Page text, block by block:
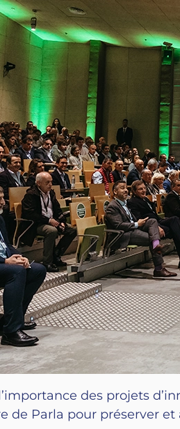
des projets
de Parla pour préserver